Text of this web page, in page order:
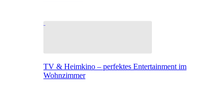
TV & Heimkino – perfektes Entertainment im
Wohnzimmer